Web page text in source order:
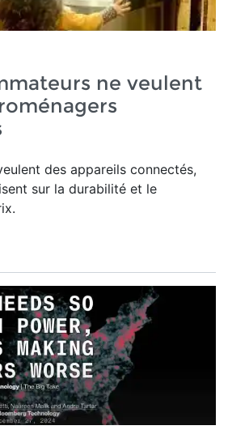
ne veulent
des appareils connectés,
sur la durabilité et le